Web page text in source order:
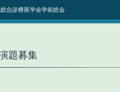
合診療医学会学術総会
題募集